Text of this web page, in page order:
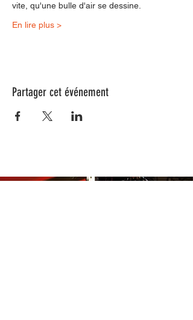
vite, qu'une bulle d'air se dessine.
En lire plus >
Partager cet événement